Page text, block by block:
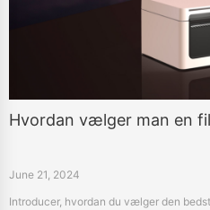
Hvordan vælger man en
June 21, 2024
Introducer, hvordan du vælger den